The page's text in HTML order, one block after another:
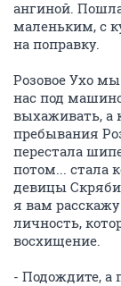
ангиной.
маленьким, с
на поправку.
Розовое Ухо
нас под
выхаживать, а
пребывания
перестала
потом... стала
девицы
я вам
личность,
восхищение.
- Подождите, а